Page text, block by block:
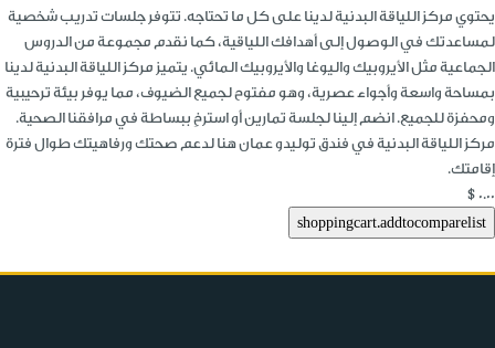
يحتوي مركز اللياقة البدنية لدينا على كل ما تحتاجه. تتوفر جلسات تدريب شخصية
لمساعدتك في الوصول إلى أهدافك اللياقية، كما نقدم مجموعة من الدروس
الجماعية مثل الأيروبيك واليوغا والأيروبيك المائي. يتميز مركز اللياقة البدنية لدينا
بمساحة واسعة وأجواء عصرية، وهو مفتوح لجميع الضيوف، مما يوفر بيئة ترحيبية
ومحفزة للجميع. انضم إلينا لجلسة تمارين أو استرخِ ببساطة في مرافقنا الصحية.
مركز اللياقة البدنية في فندق توليدو عمان هنا لدعم صحتك ورفاهيتك طوال فترة
إقامتك.
$0.00